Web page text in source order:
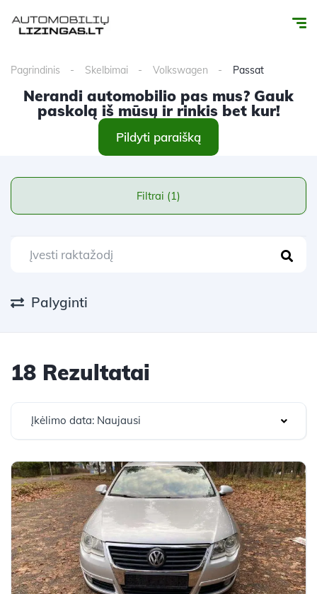
Pagrindinis Skelbimai Volkswagen Passat
Nerandi automobilio pas mus? Gauk
paskolą iš mūsų ir rinkis bet kur!
Pildyti paraišką
Filtrai (1)
Palyginti
18 Rezultatai
Įkėlimo data: Naujausi